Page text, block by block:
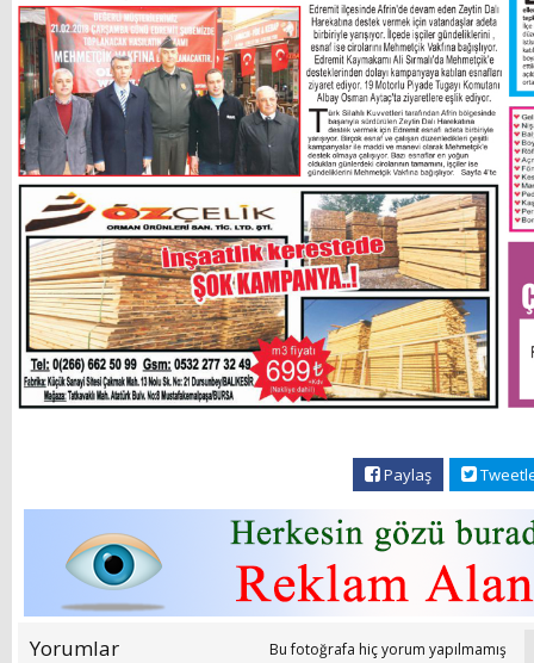
Paylaş
Yorumlar Bu fotoğrafa hiç yorum yapılmamış